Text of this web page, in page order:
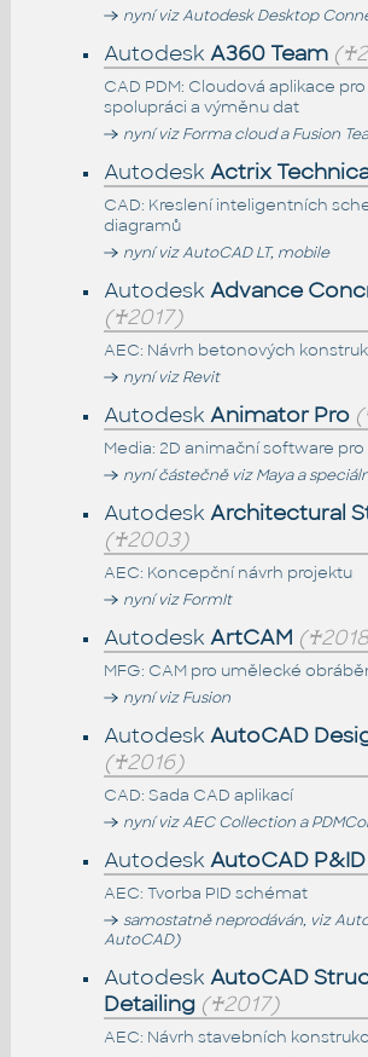
nyní viz Autodesk Desktop
Autodesk A360 Team
CAD PDM: Cloudová aplikace
spolupráci a výměnu dat
nyní viz Forma cloud a Fusion
Autodesk Actrix
CAD: Kreslení inteligentních
diagramů
nyní viz AutoCAD LT, mobile
Autodesk Advance
(♰2017)
AEC: Návrh betonových
nyní viz Revit
Autodesk Animator Pro
Media: 2D animační software pro
nyní částečně viz Maya a
Autodesk Architectural
(♰2003)
AEC: Koncepční návrh projektu
nyní viz FormIt
Autodesk ArtCAM
MFG: CAM pro umělecké
nyní viz Fusion
Autodesk AutoCAD
(♰2016)
CAD: Sada CAD aplikací
nyní viz AEC Collection a
Autodesk AutoCAD P&ID
AEC: Tvorba PID schémat
samostatně neprodáván, viz
AutoCAD)
Autodesk AutoCAD
Detailing (♰2017)
AEC: Návrh stavebních